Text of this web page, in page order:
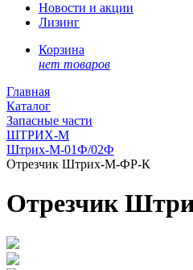
Новости и акции
Лизинг
Корзина
нет товаров
Главная
Каталог
Запасные части
ШТРИХ-М
Штрих-М-01Ф/02Ф
Отрезчик Штрих-М-ФР-К
Отрезчик